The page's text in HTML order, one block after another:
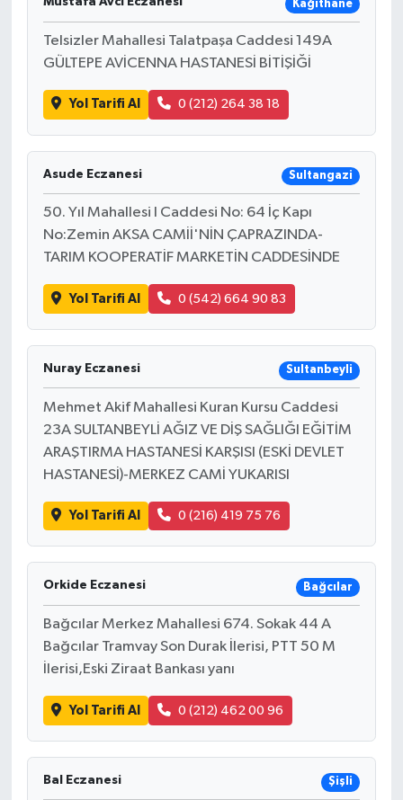
Kağıthane
Telsizler Mahallesi Talatpaşa Caddesi 149A
GÜLTEPE AVİCENNA HASTANESİ BİTİŞİĞİ
Yol Tarifi Al 0 (212) 264 38 18
Asude Eczanesi Sultangazi
50. Yıl Mahallesi I Caddesi No: 64 İç Kapı
No:Zemin AKSA CAMİİ'NİN ÇAPRAZINDA-
TARIM KOOPERATİF MARKETİN CADDESİNDE
Yol Tarifi Al 0 (542) 664 90 83
Nuray Eczanesi Sultanbeyli
Mehmet Akif Mahallesi Kuran Kursu Caddesi
23A SULTANBEYLİ AĞIZ VE DİŞ SAĞLIĞI EĞİTİM
ARAŞTIRMA HASTANESİ KARŞISI (ESKİ DEVLET
HASTANESİ)-MERKEZ CAMİ YUKARISI
Yol Tarifi Al 0 (216) 419 75 76
Orkide Eczanesi Bağcılar
Bağcılar Merkez Mahallesi 674. Sokak 44 A
Bağcılar Tramvay Son Durak İlerisi, PTT 50 M
İlerisi,Eski Ziraat Bankası yanı
Yol Tarifi Al 0 (212) 462 00 96
Bal Eczanesi Şişli